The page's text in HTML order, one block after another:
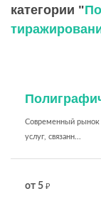
категории "
Современный рынок
услуг, связанн...
от 5 ₽